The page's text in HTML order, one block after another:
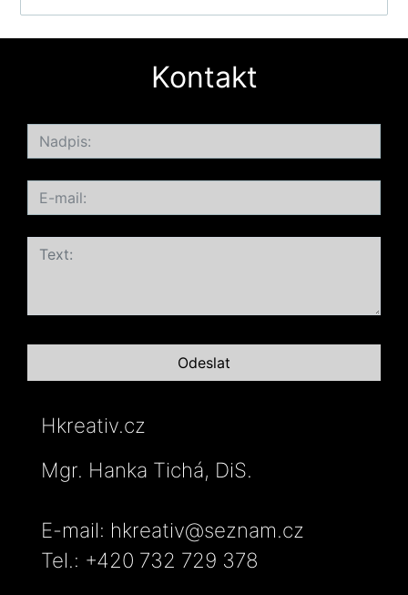
Kontakt
Hkreativ.cz
Mgr. Hanka Tichá, DiS.
E-mail: hkreativ@seznam.cz
Tel.: +420 732 729 378